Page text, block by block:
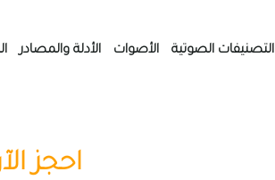
التصنيفات الصوتية الأصوات الأدلة والمصادر
احجز